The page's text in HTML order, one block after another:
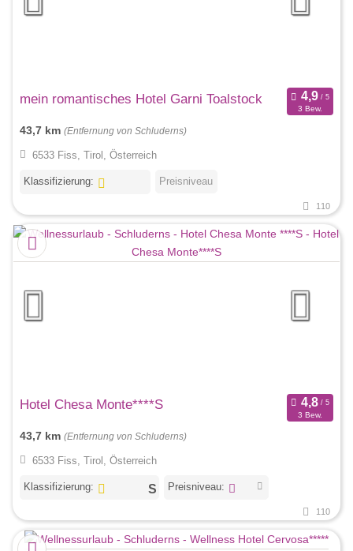
mein romantisches Hotel Garni Toalstock
3 Bew.
43,7 km (Entfernung von Schluderns)
6533 Fiss, Tirol, Österreich
Klassifizierung: Preisniveau
110
Hotel Chesa Monte****S
3 Bew.
43,7 km (Entfernung von Schluderns)
6533 Fiss, Tirol, Österreich
Klassifizierung: Preisniveau:
110